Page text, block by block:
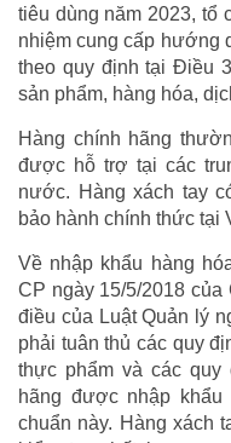
tiêu dùng năm 2023, tổ
nhiệm cung cấp hướng
theo quy định tại Điều
sản phẩm, hàng hóa,
Hàng chính hãng
được hỗ trợ tại các
nước. Hàng xách tay
bảo hành chính thức tại
Về nhập khẩu hàng
CP ngày 15/5/2018
điều của Luật Quản lý
phải tuân thủ các quy
thực phẩm và các quy
hãng được nhập
chuẩn này. Hàng xách